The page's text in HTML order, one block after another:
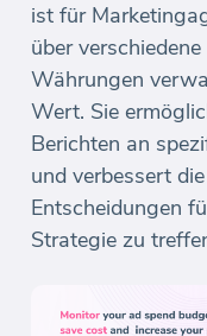
ist für
über
Währungen
Wert. Sie
Berichten an
und verbessert
Entscheidungen
Strategie zu